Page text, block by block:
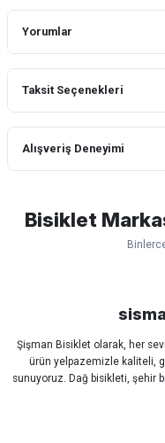
Yorumlar
Taksit Seçenekleri
Alışveriş Deneyimi
lastik yanak kısmından 3cm yarıldı
normal sürüşe uygun
Bahriye Akay Tan | 21/07/2026
Siparişim problemsiz geldi
Bisiklet
Şişman Bisiklet olarak, her
ürün yelpazemizle kaliteli,
sunuyoruz. Dağ bisikleti, şehir
Sürüş keyfinizi artırmak için